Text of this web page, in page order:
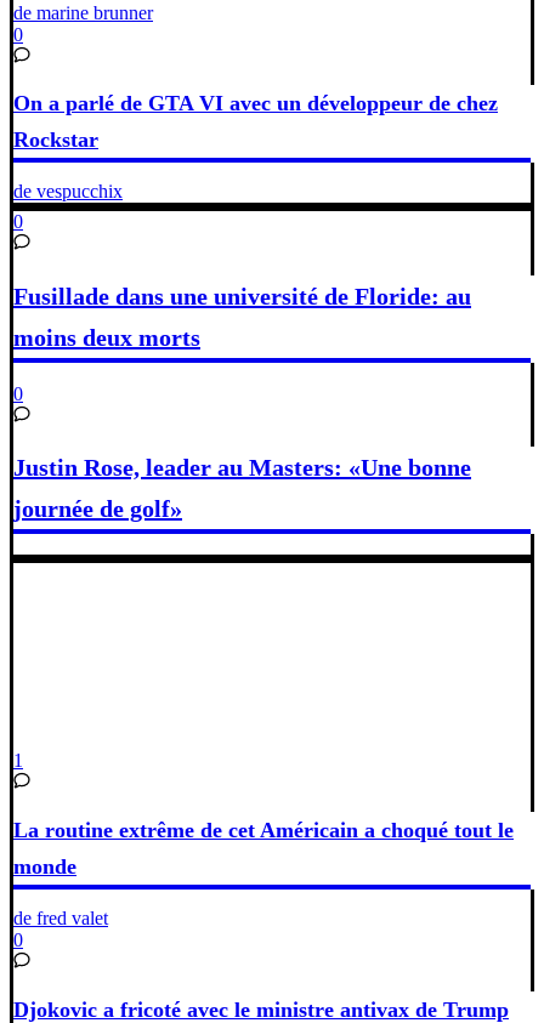
de marine brunner
0
On a parlé de GTA VI avec un développeur de chez
Rockstar
de vespucchix
0
Fusillade dans une université de Floride: au
moins deux morts
0
Justin Rose, leader au Masters: «Une bonne
journée de golf»
1
La routine extrême de cet Américain a choqué tout le
monde
de fred valet
0
Djokovic a fricoté avec le ministre antivax de Trump